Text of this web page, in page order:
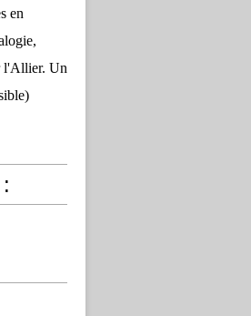
en
l'Allier. Un